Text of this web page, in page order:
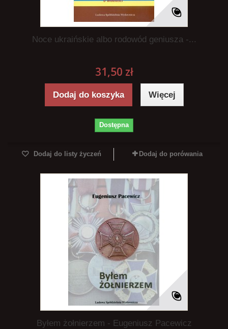
Noce ukraińskie albo rodowód geniusza -...
31,50 zł
Dodaj do koszyka Więcej
Dostępna
Dodaj do listy życzeń Dodaj do porówania
Byłem żołnierzem - Eugeniusz Pacewicz